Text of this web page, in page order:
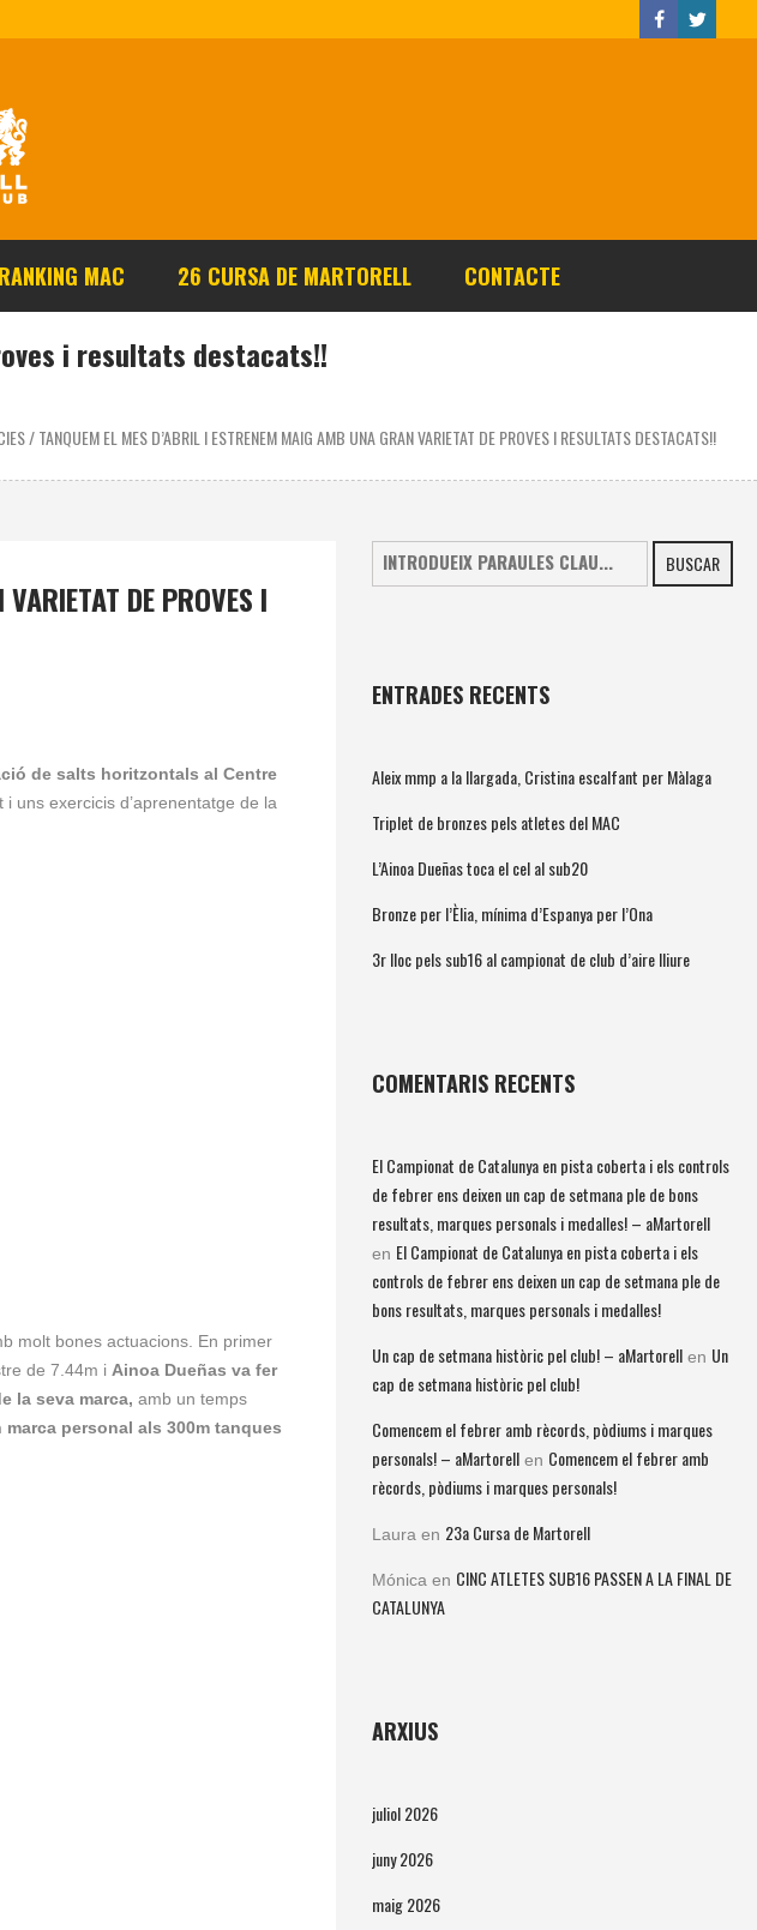
RANKING MAC 26 CURSA DE MARTORELL CONTACTE
i resultats destacats!!
/TANQUEM EL MES D’ABRIL I ESTRENEM MAIG AMB UNA GRAN VARIETAT DE PROVES I RESULTATS DESTACATS!!
DE PROVES I
de salts horitzontals al Centre
uns exercicis d’aprenentatge de la
molt bones actuacions. En primer
de 7.44m i Ainoa Dueñas va fer
la seva marca, amb un temps
marca personal als 300m tanques
BUSCAR
ENTRADES RECENTS
Aleix mmp a la llargada, Cristina escalfant per Màlaga
Triplet de bronzes pels atletes del MAC
L’Ainoa Dueñas toca el cel al sub20
Bronze per l’Èlia, mínima d’Espanya per l’Ona
3r lloc pels sub16 al campionat de club d’aire lliure
COMENTARIS RECENTS
El Campionat de Catalunya en pista coberta i els controls
de febrer ens deixen un cap de setmana ple de bons
resultats, marques personals i medalles! – aMartorell
en El Campionat de Catalunya en pista coberta i els
controls de febrer ens deixen un cap de setmana ple de
bons resultats, marques personals i medalles!
Un cap de setmana històric pel club! – aMartorell en Un
cap de setmana històric pel club!
Comencem el febrer amb rècords, pòdiums i marques
personals! – aMartorell en Comencem el febrer amb
rècords, pòdiums i marques personals!
Laura en 23a Cursa de Martorell
Mónica en CINC ATLETES SUB16 PASSEN A LA FINAL DE
CATALUNYA
ARXIUS
juliol 2026
juny 2026
maig 2026